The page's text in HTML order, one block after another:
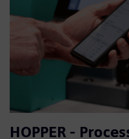
HOPPER -